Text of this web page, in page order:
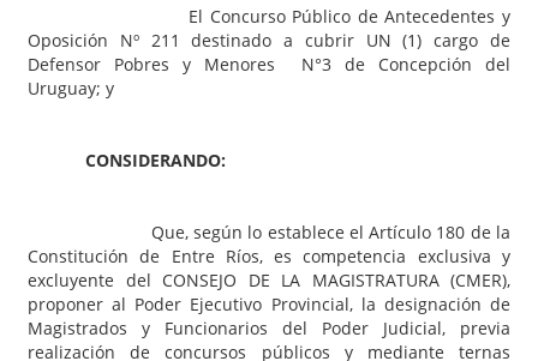
El Concurso Público de Antecedentes y
Oposición Nº 211 destinado a cubrir UN (1) cargo de
Defensor Pobres y Menores N°3 de Concepción del
Uruguay; y
CONSIDERANDO:
Que, según lo establece el Artículo 180 de la
Constitución de Entre Ríos, es competencia exclusiva y
excluyente del CONSEJO DE LA MAGISTRATURA (CMER),
proponer al Poder Ejecutivo Provincial, la designación de
Magistrados y Funcionarios del Poder Judicial, previa
realización de concursos públicos y mediante ternas